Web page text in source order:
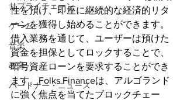
サプライチェーン
ゲーム
音楽
教育
パートナー・ニュース
性を預け、即座に継続的な経済的リタ
ーンを獲得し始めることができます。
借入業務を通じて、ユーザーは預けた
資金を担保としてロックすることで、
暗号資産ローンを要求することができ
ます。Folks Financeは、アルゴランド
に強く焦点を当てたブロックチェー